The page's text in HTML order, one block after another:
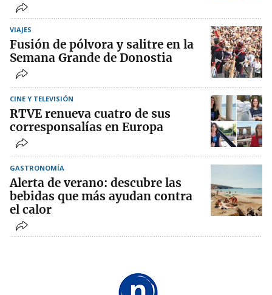
VIAJES
Fusión de pólvora y salitre en la
Semana Grande de Donostia
CINE Y TELEVISIÓN
RTVE renueva cuatro de sus
corresponsalías en Europa
GASTRONOMÍA
Alerta de verano: descubre las
bebidas que más ayudan contra
el calor